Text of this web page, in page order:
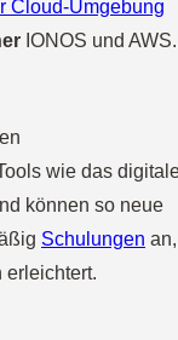
Cloud-Umgebung
IONOS und AWS.
wie das
können so neue
Schulungen an,
erleichtert.